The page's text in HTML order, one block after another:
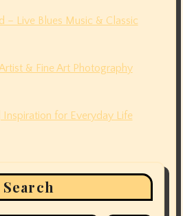
– Live Blues Music & Classic
& Fine Art Photography
for Everyday Life
Search